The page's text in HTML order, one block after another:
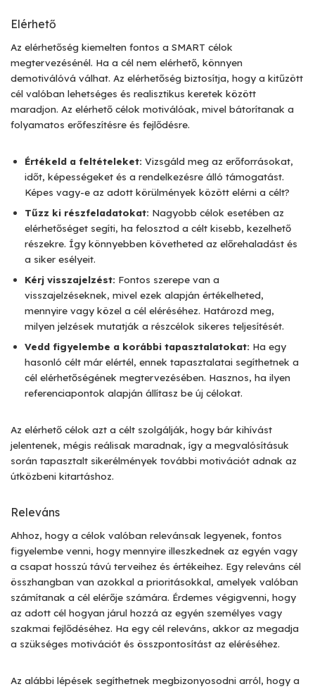
Elérhető
Az elérhetőség kiemelten fontos a SMART célok
megtervezésénél. Ha a cél nem elérhető, könnyen
demotiválóvá válhat. Az elérhetőség biztosítja, hogy a kitűzött
cél valóban lehetséges és realisztikus keretek között
maradjon. Az elérhető célok motiválóak, mivel bátorítanak a
folyamatos erőfeszítésre és fejlődésre.
Értékeld a feltételeket: Vizsgáld meg az erőforrásokat,
időt, képességeket és a rendelkezésre álló támogatást.
Képes vagy-e az adott körülmények között elérni a célt?
Tűzz ki részfeladatokat: Nagyobb célok esetében az
elérhetőséget segíti, ha felosztod a célt kisebb, kezelhető
részekre. Így könnyebben követheted az előrehaladást és
a siker esélyeit.
Kérj visszajelzést: Fontos szerepe van a
visszajelzéseknek, mivel ezek alapján értékelheted,
mennyire vagy közel a cél eléréséhez. Határozd meg,
milyen jelzések mutatják a részcélok sikeres teljesítését.
Vedd figyelembe a korábbi tapasztalatokat: Ha egy
hasonló célt már elértél, ennek tapasztalatai segíthetnek a
cél elérhetőségének megtervezésében. Hasznos, ha ilyen
referenciapontok alapján állítasz be új célokat.
Az elérhető célok azt a célt szolgálják, hogy bár kihívást
jelentenek, mégis reálisak maradnak, így a megvalósításuk
során tapasztalt sikerélmények további motivációt adnak az
útközbeni kitartáshoz.
Releváns
Ahhoz, hogy a célok valóban relevánsak legyenek, fontos
figyelembe venni, hogy mennyire illeszkednek az egyén vagy
a csapat hosszú távú terveihez és értékeihez. Egy releváns cél
összhangban van azokkal a prioritásokkal, amelyek valóban
számítanak a cél elérője számára. Érdemes végigvenni, hogy
az adott cél hogyan járul hozzá az egyén személyes vagy
szakmai fejlődéséhez. Ha egy cél releváns, akkor az megadja
a szükséges motivációt és összpontosítást az eléréséhez.
Az alábbi lépések segíthetnek megbizonyosodni arról, hogy a